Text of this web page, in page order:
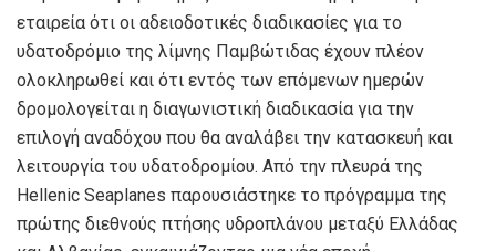
εταιρεία ότι οι αδειοδοτικές διαδικασίες για το
υδατοδρόμιο της λίμνης Παμβώτιδας έχουν πλέον
ολοκληρωθεί και ότι εντός των επόμενων ημερών
δρομολογείται η διαγωνιστική διαδικασία για την
επιλογή αναδόχου που θα αναλάβει την κατασκευή και
λειτουργία του υδατοδρομίου. Από την πλευρά της
Hellenic Seaplanes παρουσιάστηκε το πρόγραμμα της
πρώτης διεθνούς πτήσης υδροπλάνου μεταξύ Ελλάδας